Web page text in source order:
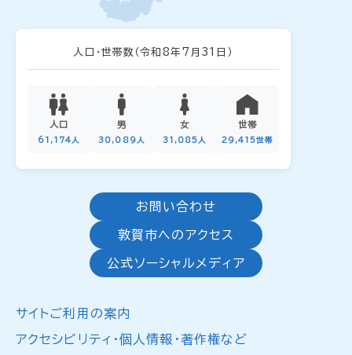
人口・世帯数 （令和8年7月31日）
人口
61,174人
男
30,089人
女
31,085人
世帯
29,415世帯
お問い合わせ
敦賀市へのアクセス
公式ソーシャルメディア
サイトご利用の案内
アクセシビリティ・個人情報・著作権など